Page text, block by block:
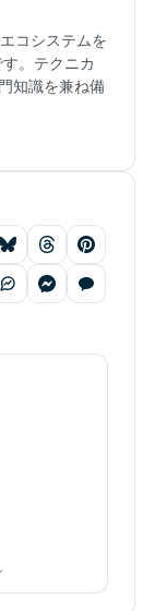
コシステムを
。テクニカ
知識を兼ね備